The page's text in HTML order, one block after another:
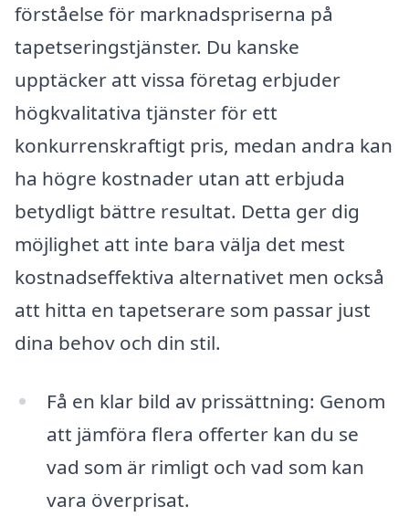
förståelse för marknadspriserna på
tapetseringstjänster. Du kanske
upptäcker att vissa företag erbjuder
högkvalitativa tjänster för ett
konkurrenskraftigt pris, medan andra kan
ha högre kostnader utan att erbjuda
betydligt bättre resultat. Detta ger dig
möjlighet att inte bara välja det mest
kostnadseffektiva alternativet men också
att hitta en tapetserare som passar just
dina behov och din stil.
Få en klar bild av prissättning: Genom
att jämföra flera offerter kan du se
vad som är rimligt och vad som kan
vara överprisat.